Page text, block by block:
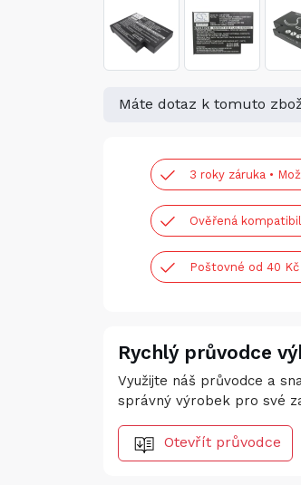
Máte dotaz k tomuto
3 roky záruka •
Ověřená
Poštovné od 40 Kč
Rychlý průvodce
Využijte náš průvodce a
správný výrobek pro své
Otevřít průvodce